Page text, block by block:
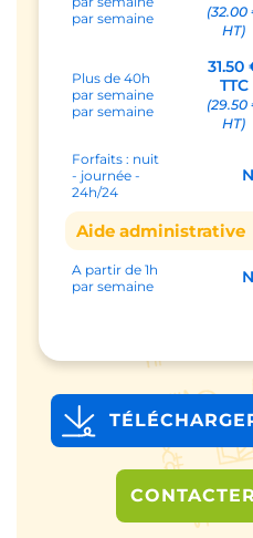
par semaine
(32.00
HT)
Plus de 40h
par semaine
par semaine
31.50
TTC
(29.50
HT)
Forfaits : nuit
- journée -
24h/24
Aide administrative
A partir de 1h
par semaine